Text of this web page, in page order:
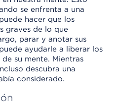
se enfrenta a una
hacer que los
graves de lo que
parar y anotar sus
ayudarle a liberar los
su mente. Mientras
descubra una
considerado.